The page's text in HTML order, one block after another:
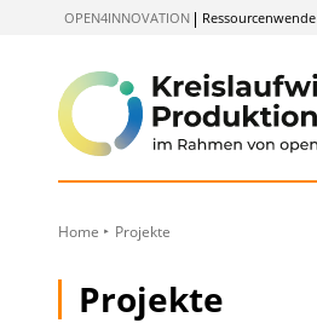
OPEN4INNOVATION Ressourcenwende
Anzeigen
Home Projekte
Projekte